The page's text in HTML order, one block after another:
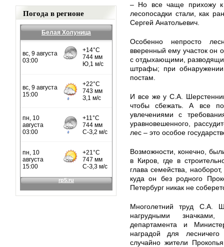
Погода в регионе
Белая Холуница
– Но все чаще прихожу
лесопосадки стали, как
Сергей Анатольевич.
Особенно непросто
вверенный ему участок он
с отдыхающими,
штрафы; при
постам.
И все же у С.А.
чтобы сбежать. А все
увлечениями с
уравновешенного,
лес – это особое
Возможности, конечно,
в Киров, где в
глава семейства,
куда он без родного
Петербург никак не
Многолетний труд С.А.
нагрудными
департамента и
наградой для
случайно жители